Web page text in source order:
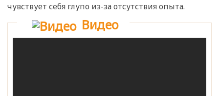
чувствует себя глупо из-за отсутствия опыта.
Видео